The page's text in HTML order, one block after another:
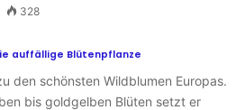
328
auffällige Blütenpflanze
den schönsten Wildblumen Europas.
bis goldgelben Blüten setzt er